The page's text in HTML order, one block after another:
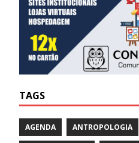
TAGS
AGENDA ANTROPOLOGIA